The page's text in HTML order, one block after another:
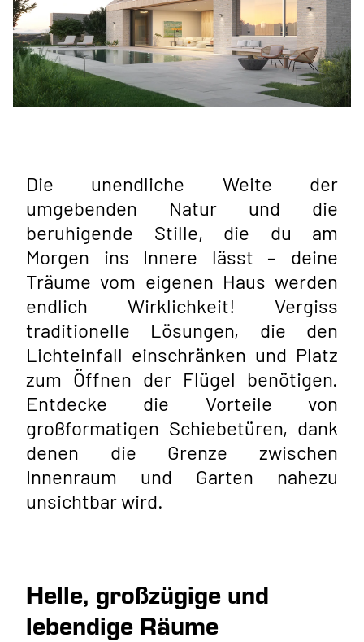
Die unendliche Weite der
umgebenden Natur und die
beruhigende Stille, die du am
Morgen ins Innere lässt – deine
Träume vom eigenen Haus werden
endlich Wirklichkeit! Vergiss
traditionelle Lösungen, die den
Lichteinfall einschränken und Platz
zum Öffnen der Flügel benötigen.
Entdecke die Vorteile von
großformatigen Schiebetüren, dank
denen die Grenze zwischen
Innenraum und Garten nahezu
unsichtbar wird.
Helle, großzügige und
lebendige Räume